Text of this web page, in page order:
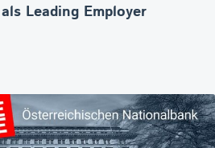
Leading Employer